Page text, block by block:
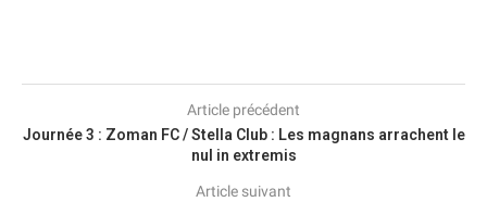
Article précédent
Journée 3 : Zoman FC / Stella Club : Les magnans arrachent le
nul in extremis
Article suivant